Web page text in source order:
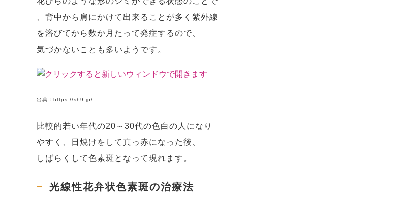
、背中から肩にかけて出来ることが多く紫外線
を浴びてから数か月たって発症するので、
気づかないことも多いようです。
出典：https://sh9.jp/
比較的若い年代の20～30代の色白の人になり
やすく、日焼けをして真っ赤になった後、
しばらくして色素斑となって現れます。
光線性花弁状色素斑の治療法